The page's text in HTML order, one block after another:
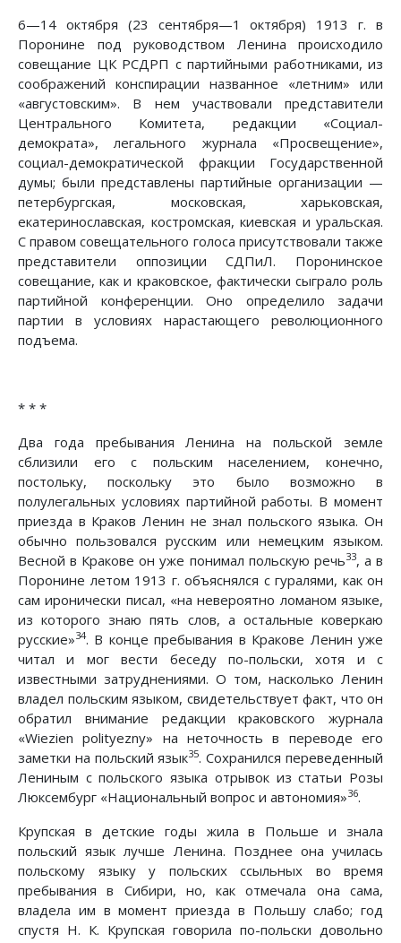
6—14 октября (23 сентября—1 октября) 1913 г. в
Поронине под руководством Ленина происходило
совещание ЦК РСДРП с партийными работниками, из
соображений конспирации названное «летним» или
«августовским». В нем участвовали представители
Центрального Комитета, редакции «Социал-
демократа», легального журнала «Просвещение»,
социал-демократической фракции Государственной
думы; были представлены партийные организации —
петербургская, московская, харьковская,
екатеринославская, костромская, киевская и уральская.
С правом совещательного голоса присутствовали также
представители оппозиции СДПиЛ. Поронинское
совещание, как и краковское, фактически сыграло роль
партийной конференции. Оно определило задачи
партии в условиях нарастающего революционного
подъема.
* * *
Два года пребывания Ленина на польской земле
сблизили его с польским населением, конечно,
постольку, поскольку это было возможно в
полулегальных условиях партийной работы. В момент
приезда в Краков Ленин не знал польского языка. Он
обычно пользовался русским или немецким языком.
Весной в Кракове он уже понимал польскую речь33, а в
Поронине летом 1913 г. объяснялся с гуралями, как он
сам иронически писал, «на невероятно ломаном языке,
из которого знаю пять слов, а остальные коверкаю
русские»34. В конце пребывания в Кракове Ленин уже
читал и мог вести беседу по-польски, хотя и с
известными затруднениями. О том, насколько Ленин
владел польским языком, свидетельствует факт, что он
обратил внимание редакции краковского журнала
«Wiеzien polityezny» на неточность в переводе его
заметки на польский язык35. Сохранился переведенный
Лениным с польского языка отрывок из статьи Розы
Люксембург «Национальный вопрос и автономия»36.
Крупская в детские годы жила в Польше и знала
польский язык лучше Ленина. Позднее она училась
польскому языку у польских ссыльных во время
пребывания в Сибири, но, как отмечала она сама,
владела им в момент приезда в Польшу слабо; год
спустя Н. К. Крупская говорила по-польски довольно